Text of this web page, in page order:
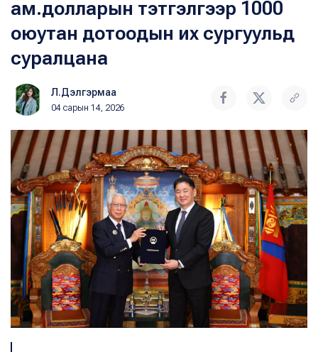
ам.долларын тэтгэлгээр 1000
оюутан дотоодын их сургуульд
суралцана
Л.Дэлгэрмаа
04 сарын 14, 2026